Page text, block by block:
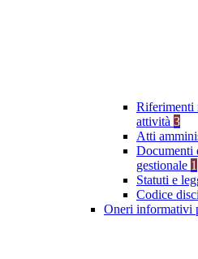
Riferimenti
attività 3
Atti
Documenti
gestionale 1
Statuti e
Codice
Oneri informativi